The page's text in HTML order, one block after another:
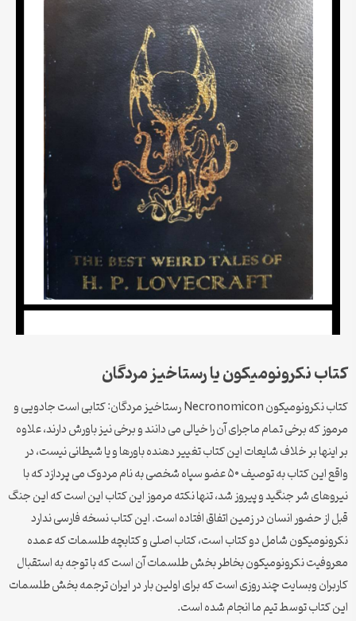
کتاب نکرونومیکون یا رستاخیز مردگان
کتاب نکرونومیکون Necronomicon رستاخیز مردگان: کتابی است جادویی و
مرموز که برخی تمام ماجرای آن را خیالی می دانند و برخی نیز باورش دارند، علاوه
بر اینها بر خلاف شایعات این کتاب تغییر دهنده باورها و یا شیطانی نیست، در
واقع این کتاب به توصیف ۵۰ عضو سپاه شخصی به نام مردوک می پردازد که با
نیروهای شر جنگید و پیروز شد، تنها نکته مرموز این کتاب این است که این جنگ
قبل از حضور انسان در زمین اتفاق افتاده است. این کتاب نسخه فارسی ندارد
نکرونومیکون شامل دو کتاب است، کتاب اصلی و کتابچه طلسمات که عمده
معروفیت نکرونومیکون بخاطر بخش طلسمات آن است که با توجه به استقبال
کاربران وبسایت چند روزی است که برای اولین بار در ایران ترجمه بخش طلسمات
این کتاب توسط تیم ما انجام شده است.